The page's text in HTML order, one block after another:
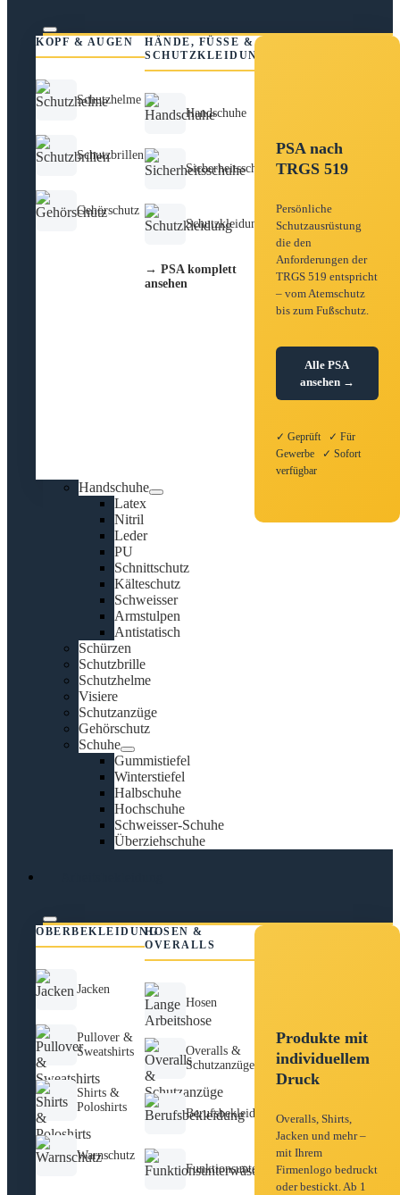
KOPF & AUGEN
Schutzhelme
Schutzbrillen
Gehörschutz
HÄNDE, FÜSSE &
SCHUTZKLEIDUNG
Handschuhe
Sicherheitsschuhe
Schutzkleidung
→ PSA komplett
ansehen
PSA nach
TRGS 519
Persönliche
Schutzausrüstung
die den
Anforderungen der
TRGS 519 entspricht
– vom Atemschutz
bis zum Fußschutz.
Alle PSA
ansehen →
✓ Geprüft ✓ Für
Gewerbe ✓ Sofort
verfügbar
Handschuhe
Latex
Nitril
Leder
PU
Schnittschutz
Kälteschutz
Schweisser
Armstulpen
Antistatisch
Schürzen
Schutzbrille
Schutzhelme
Visiere
Schutzanzüge
Gehörschutz
Schuhe
Gummistiefel
Winterstiefel
Halbschuhe
Hochschuhe
Schweisser-Schuhe
Überziehschuhe
OBERBEKLEIDUNG
Jacken
Pullover &
Sweatshirts
Shirts &
Poloshirts
Warnschutz
HOSEN &
OVERALLS
Hosen
Overalls &
Schutzanzüge
Berufsbekleidung
Funktionsunterwäsche
Produkte mit
individuellem
Druck
Overalls, Shirts,
Jacken und mehr –
mit Ihrem
Firmenlogo bedruckt
oder bestickt. Ab 1